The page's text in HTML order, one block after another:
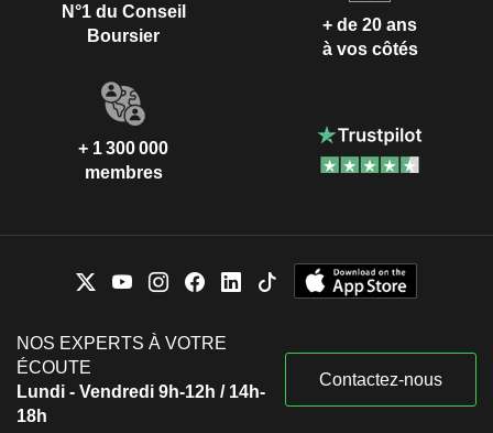
N°1 du Conseil
Boursier
+ de 20 ans
à vos côtés
+ 1 300 000
membres
NOS EXPERTS À VOTRE
ÉCOUTE
Lundi - Vendredi 9h-12h / 14h-
18h
Contactez-nous